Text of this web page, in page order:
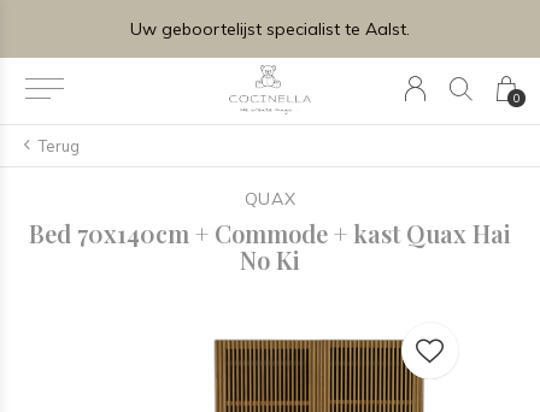
0
Uw geboortelijst specialist te Aalst.
Terug
QUAX
Bed 70x140cm + Commode + kast Quax Hai
No Ki